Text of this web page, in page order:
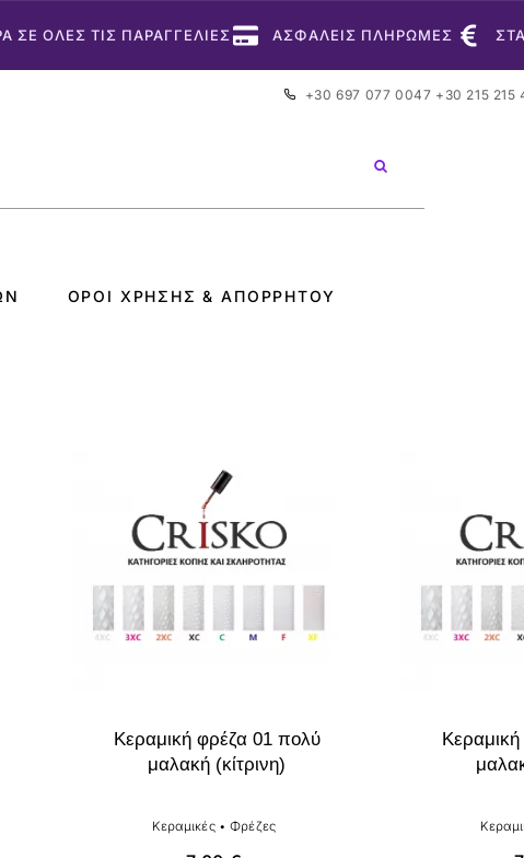
ΣΕ ΟΛΕΣ ΤΙΣ ΠΑΡΑΓΓΕΛΙΕΣ ΑΣΦΑΛΕΙΣ ΠΛΗΡΩΜΕΣ
+30 697 077 0047 +30 215 215
ΌΡΟΙ ΧΡΉΣΗΣ & ΑΠΟΡΡΉΤΟΥ
Κεραμική φρέζα 01 πολύ
μαλακή (κίτρινη)
Κεραμικές• Φρέζες